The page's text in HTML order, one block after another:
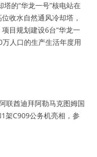
的“华龙一号”核电站在
收水自然通风冷却塔，
目规划建设6台“华龙一
人口的生产生活年度用
联酋迪拜阿勒马克图姆国
架C909公务机亮相，参